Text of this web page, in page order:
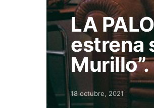
LA
estrena
Murillo”.
Posted on
18 octubre, 2021